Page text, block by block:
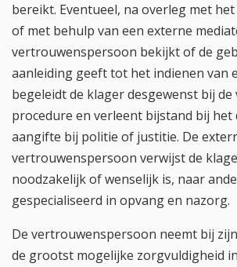
bereikt. Eventueel, na overleg met
of met behulp van een externe
vertrouwenspersoon bekijkt of de
aanleiding geeft tot het indienen van
begeleidt de klager desgewenst bij de
procedure en verleent bijstand bij het
aangifte bij politie of justitie. De
vertrouwenspersoon verwijst de
noodzakelijk of wenselijk is, naar
gespecialiseerd in opvang en nazorg.
De vertrouwenspersoon neemt bij
de grootst mogelijke zorgvuldigheid